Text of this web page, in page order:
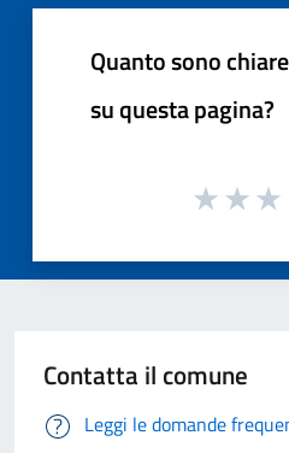
Quanto sono
su questa pagina?
Contatta il comune
Leggi le domande